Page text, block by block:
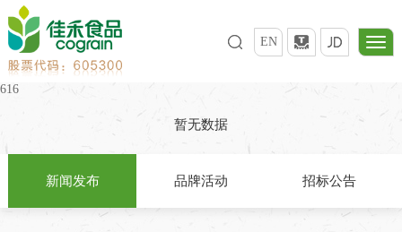
EN
616
暂无数据
新闻发布 品牌活动 招标公告